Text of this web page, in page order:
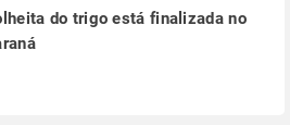
do trigo está finalizada no